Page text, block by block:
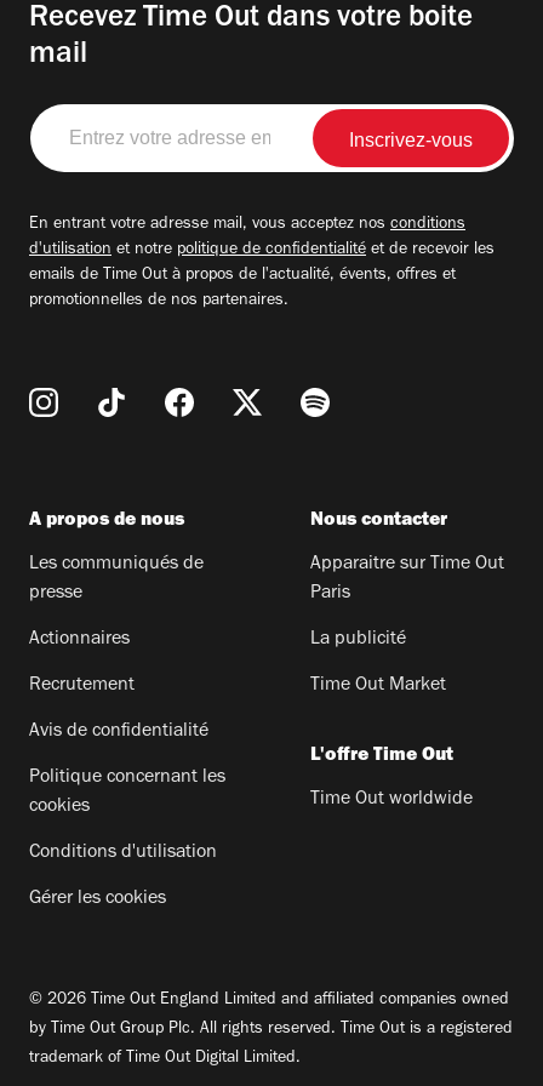
Recevez Time Out dans votre boite
mail
Entrez
votre
adresse
En entrant votre adresse mail, vous acceptez nos conditions
d'utilisation et notre politique de confidentialité et de recevoir les
emails de Time Out à propos de l'actualité, évents, offres et
promotionnelles de nos partenaires.
A propos de nous
Les communiqués de
presse
Actionnaires
Recrutement
Avis de confidentialité
Politique concernant les
cookies
Conditions d'utilisation
Gérer les cookies
Nous contacter
Apparaitre sur Time Out
Paris
La publicité
Time Out Market
L'offre Time Out
Time Out worldwide
© 2026 Time Out England Limited and affiliated companies owned
by Time Out Group Plc. All rights reserved. Time Out is a registered
trademark of Time Out Digital Limited.